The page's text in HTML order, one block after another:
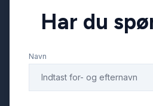
Har du
Navn